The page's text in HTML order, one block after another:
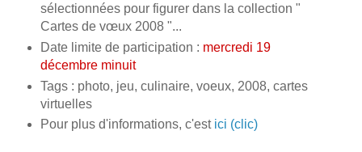
sélectionnées pour figurer dans la collection "
Cartes de vœux 2008 "...
Date limite de participation : mercredi 19
décembre minuit
Tags : photo, jeu, culinaire, voeux, 2008, cartes
virtuelles
Pour plus d'informations, c'est ici (clic)